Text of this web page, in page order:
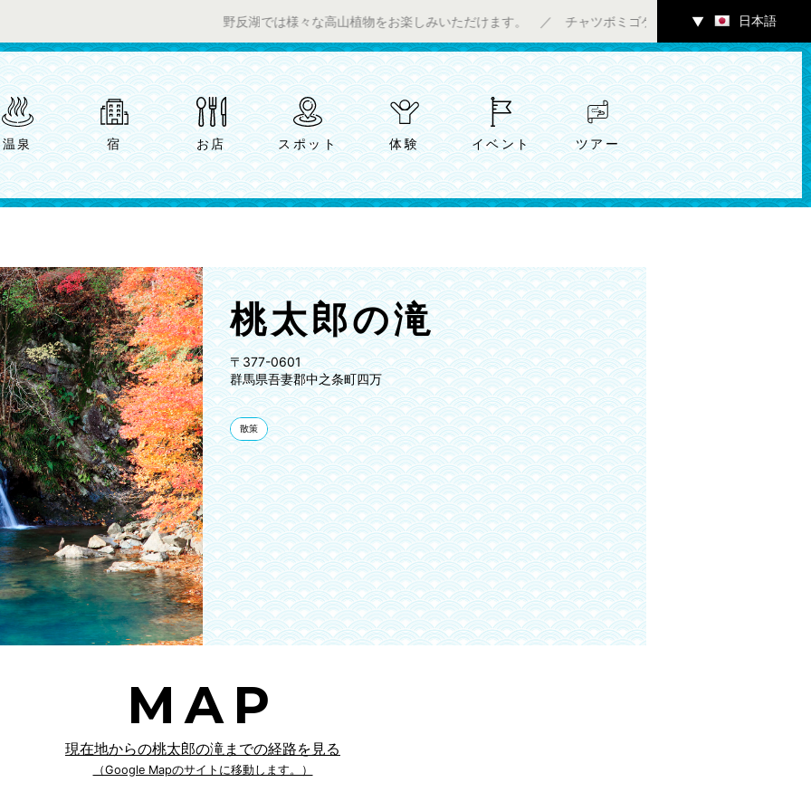
野反湖では様々な高山植物をお楽しみいただけます。 ／ チャツボミゴケ公園内ギャラリーにて7/4（土）～ア
▼ 日本語
温泉 宿 お店 スポット 体験 イベント ツアー
桃太郎の滝
〒377-0601
群馬県吾妻郡中之条町四万
散策
MAP
現在地からの桃太郎の滝までの経路を見る
（Google Mapのサイトに移動します。）